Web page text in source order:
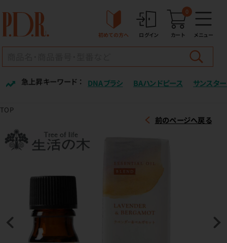
初めての方へ ログイン カート
0
メニュー
急上昇キーワード ： DNAブラシ BAハンドピース サンスター
TOP
前のページへ戻る